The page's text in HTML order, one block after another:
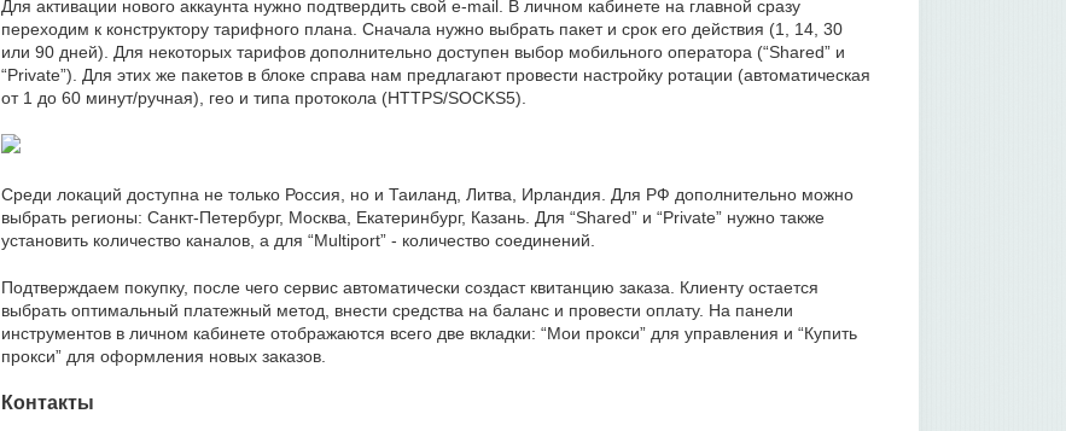
Для активации нового аккаунта нужно подтвердить свой e-mail. В личном кабинете на главной сразу
переходим к конструктору тарифного плана. Сначала нужно выбрать пакет и срок его действия (1, 14, 30
или 90 дней). Для некоторых тарифов дополнительно доступен выбор мобильного оператора (“Shared” и
“Private”). Для этих же пакетов в блоке справа нам предлагают провести настройку ротации (автоматическая
от 1 до 60 минут/ручная), гео и типа протокола (HTTPS/SOCKS5).
Среди локаций доступна не только Россия, но и Таиланд, Литва, Ирландия. Для РФ дополнительно можно
выбрать регионы: Санкт-Петербург, Москва, Екатеринбург, Казань. Для “Shared” и “Private” нужно также
установить количество каналов, а для “Multiport” - количество соединений.
Подтверждаем покупку, после чего сервис автоматически создаст квитанцию заказа. Клиенту остается
выбрать оптимальный платежный метод, внести средства на баланс и провести оплату. На панели
инструментов в личном кабинете отображаются всего две вкладки: “Мои прокси” для управления и “Купить
прокси” для оформления новых заказов.
Контакты